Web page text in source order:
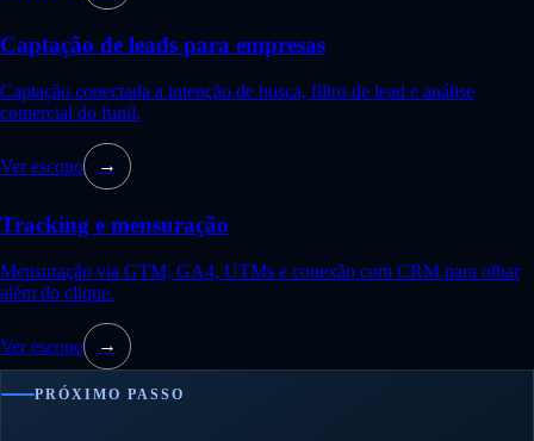
Captação de leads para empresas
Captação conectada a intenção de busca, filtro de lead e análise
comercial do funil.
Ver escopo →
Tracking e mensuração
Mensuração via GTM, GA4, UTMs e conexão com CRM para olhar
além do clique.
Ver escopo →
PRÓXIMO PASSO